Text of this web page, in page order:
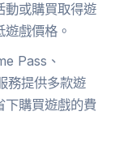
動或購買取得遊
戲價格。
Pass、
務提供多款遊
下購買遊戲的費